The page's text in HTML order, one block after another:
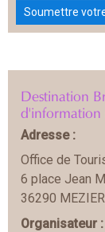
Soumettre
Destination
d'information
Adresse :
Office de
6 place Jean
36290
Organisateur :